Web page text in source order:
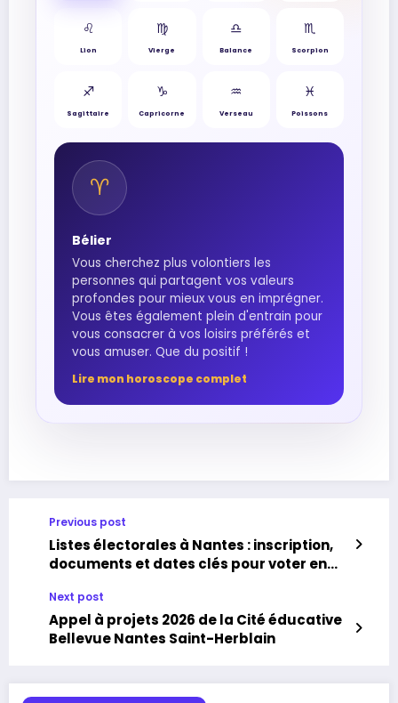
♌︎
Lion
♍︎
Vierge
♎︎
Balance
♏︎
Scorpion
♐︎
Sagittaire
♑︎
Capricorne
♒︎
Verseau
♓︎
Poissons
♈︎
Bélier
Vous cherchez plus volontiers les
personnes qui partagent vos valeurs
profondes pour mieux vous en imprégner.
Vous êtes également plein d'entrain pour
vous consacrer à vos loisirs préférés et
vous amuser. Que du positif !
Lire mon horoscope complet
Previous post
Listes électorales à Nantes : inscription,
documents et dates clés pour voter en
Next post
Appel à projets 2026 de la Cité éducative
Bellevue Nantes Saint-Herblain